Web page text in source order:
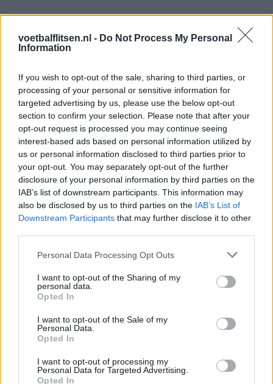
voetbalflitsen.nl - Do Not Process My Personal
Information
If you wish to opt-out of the sale, sharing to third parties, or
processing of your personal or sensitive information for
targeted advertising by us, please use the below opt-out
section to confirm your selection. Please note that after your
opt-out request is processed you may continue seeing
interest-based ads based on personal information utilized by
us or personal information disclosed to third parties prior to
your opt-out. You may separately opt-out of the further
disclosure of your personal information by third parties on the
IAB’s list of downstream participants. This information may
also be disclosed by us to third parties on the IAB’s List of
Downstream Participants that may further disclose it to other
Personal Data Processing Opt Outs
I want to opt-out of the Sharing of my
personal data.
Opted In
I want to opt-out of the Sale of my
Personal Data.
Opted In
I want to opt-out of processing my
Personal Data for Targeted Advertising.
Opted In
appartement op Amsterdamse Zuidas
Ajax: 'Hier gaan fans van genieten'
Resterend oefenprogramma Ajax: waar zijn de
duels te zien
Ajax groeit onder Míchel, maar transfermarkt
blijft cruciaal
Ajax-talent Mohamed Abdalla schrijft Europese
geschiedenis
Shane Kluivert krijgt kans van Flick en begint in
de basis bij FC Barcelona
Servische media vergelijken Ajax-talent Abdellah
Ouazane met Lionel Messi
Ajax zet grote stap richting volgende ronde na
ruime zege op Vojvodina
Dusan Tadic kijkt met bijzondere gevoelens naar
Ajax - Vojvodina